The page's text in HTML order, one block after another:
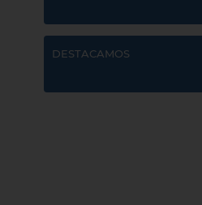
DESTACAMOS